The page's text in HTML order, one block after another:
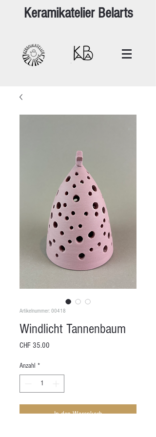
Keramikatelier Belarts
Artikelnummer: 00418
Windlicht Tannenbaum
CHF 35.00
Anzahl *
In den Warenkorb